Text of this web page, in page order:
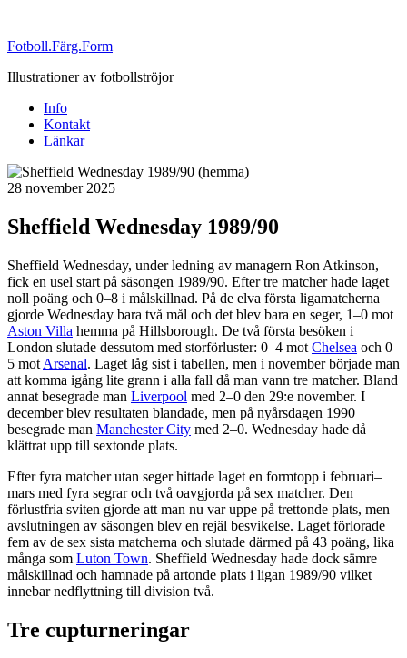
Fotboll.Färg.Form
Illustrationer av fotbollströjor
Info
Kontakt
Länkar
Publicerat
28 november 2025
Sheffield Wednesday 1989/90
Sheffield Wednesday, under ledning av managern Ron Atkinson,
fick en usel start på säsongen 1989/90. Efter tre matcher hade laget
noll poäng och 0–8 i målskillnad. På de elva första ligamatcherna
gjorde Wednesday bara två mål och det blev bara en seger, 1–0 mot
Aston Villa hemma på Hillsborough. De två första besöken i
London slutade dessutom med storförluster: 0–4 mot Chelsea och 0–
5 mot Arsenal. Laget låg sist i tabellen, men i november började man
att komma igång lite grann i alla fall då man vann tre matcher. Bland
annat besegrade man Liverpool med 2–0 den 29:e november. I
december blev resultaten blandade, men på nyårsdagen 1990
besegrade man Manchester City med 2–0. Wednesday hade då
klättrat upp till sextonde plats.
Efter fyra matcher utan seger hittade laget en formtopp i februari–
mars med fyra segrar och två oavgjorda på sex matcher. Den
förlustfria sviten gjorde att man nu var uppe på trettonde plats, men
avslutningen av säsongen blev en rejäl besvikelse. Laget förlorade
fem av de sex sista matcherna och slutade därmed på 43 poäng, lika
många som Luton Town. Sheffield Wednesday hade dock sämre
målskillnad och hamnade på artonde plats i ligan 1989/90 vilket
innebar nedflyttning till division två.
Tre cupturneringar